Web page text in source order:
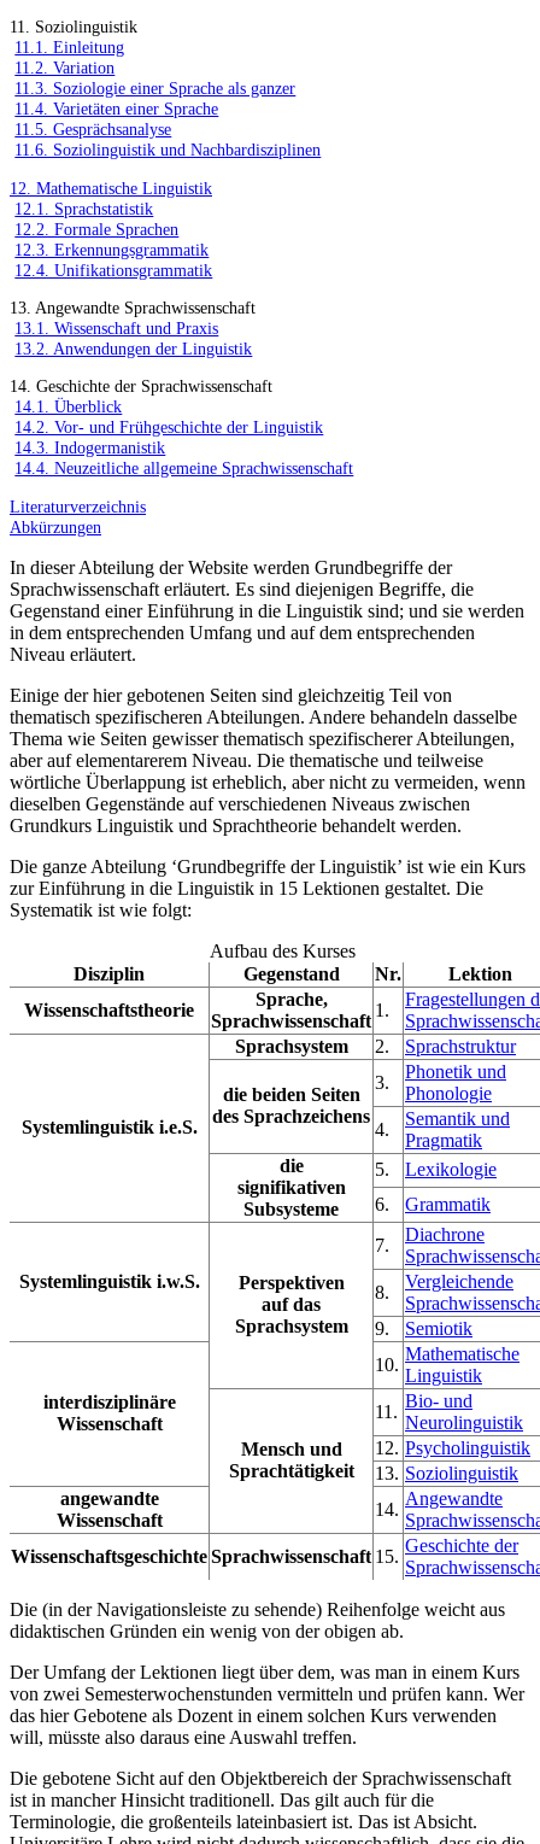
11. Soziolinguistik
11.1. Einleitung
11.2. Variation
11.3. Soziologie einer Sprache als ganzer
11.4. Varietäten einer Sprache
11.5. Gesprächsanalyse
11.6. Soziolinguistik und Nachbardisziplinen
12. Mathematische Linguistik
12.1. Sprachstatistik
12.2. Formale Sprachen
12.3. Erkennungsgrammatik
12.4. Unifikationsgrammatik
13. Angewandte Sprachwissenschaft
13.1. Wissenschaft und Praxis
13.2. Anwendungen der Linguistik
14. Geschichte der Sprachwissenschaft
14.1. Überblick
14.2. Vor- und Frühgeschichte der Linguistik
14.3. Indogermanistik
14.4. Neuzeitliche allgemeine Sprachwissenschaft
Literaturverzeichnis
Abkürzungen
In dieser Abteilung der Website werden Grundbegriffe der
Sprachwissenschaft erläutert. Es sind diejenigen Begriffe, die
Gegenstand einer Einführung in die Linguistik sind; und sie werden
in dem entsprechenden Umfang und auf dem entsprechenden
Niveau erläutert.
Einige der hier gebotenen Seiten sind gleichzeitig Teil von
thematisch spezifischeren Abteilungen. Andere behandeln dasselbe
Thema wie Seiten gewisser thematisch spezifischerer Abteilungen,
aber auf elementarerem Niveau. Die thematische und teilweise
wörtliche Überlappung ist erheblich, aber nicht zu vermeiden, wenn
dieselben Gegenstände auf verschiedenen Niveaus zwischen
Grundkurs Linguistik und Sprachtheorie behandelt werden.
Die ganze Abteilung ‘Grundbegriffe der Linguistik’ ist wie ein Kurs
zur Einführung in die Linguistik in 15 Lektionen gestaltet. Die
Systematik ist wie folgt:
Aufbau des Kurses
Disziplin
Gegenstand Nr.
Lektion
Wissenschaftstheorie
Sprache,
Sprachwissenschaft
1.
Fragestellungen
Systemlinguistik i.e.S.
Sprachsystem 2. Sprachstruktur
die beiden Seiten
des Sprachzeichens
3.
Phonetik und
Phonologie
4.
Semantik und
Pragmatik
die
signifikativen
Subsysteme
5.
Lexikologie
6.
Grammatik
Systemlinguistik i.w.S.
Perspektiven
auf das
Sprachsystem
7.
Diachrone
8.
Vergleichende
9.
Semiotik
interdisziplinäre
Wissenschaft
10.
Mathematische
Linguistik
Mensch und
Sprachtätigkeit
11.
Bio- und
Neurolinguistik
12. Psycholinguistik
13. Soziolinguistik
angewandte
Wissenschaft
14.
Angewandte
WissenschaftsgeschichteSprachwissenschaft 15.
Geschichte der
Die (in der Navigationsleiste zu sehende) Reihenfolge weicht aus
didaktischen Gründen ein wenig von der obigen ab.
Der Umfang der Lektionen liegt über dem, was man in einem Kurs
von zwei Semesterwochenstunden vermitteln und prüfen kann. Wer
das hier Gebotene als Dozent in einem solchen Kurs verwenden
will, müsste also daraus eine Auswahl treffen.
Die gebotene Sicht auf den Objektbereich der Sprachwissenschaft
ist in mancher Hinsicht traditionell. Das gilt auch für die
Terminologie, die großenteils lateinbasiert ist. Das ist Absicht.